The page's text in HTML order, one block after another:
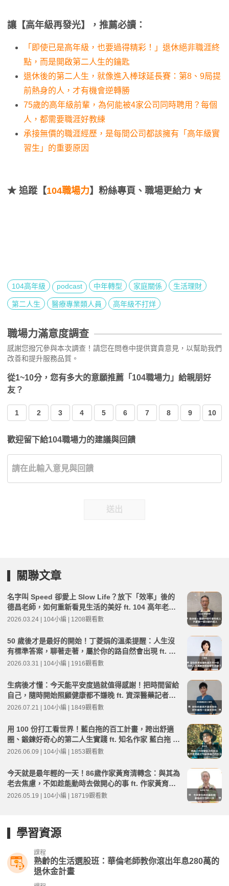
讓【高年級再發光】，推薦必讀：
「即使已是高年級，也要過得精彩！」退休絕非職涯終
點，而是開啟第二人生的鑰匙
退休後的第二人生，就像進入棒球延長賽：第8、9局提
前熱身的人，才有機會逆轉勝
75歲的高年級前輩，為何能被4家公司同時聘用？每個
人，都需要職涯好教練
承接無價的職涯經歷，是每間公司都該擁有「高年級實
習生」的重要原因
★ 追蹤【104職場力】粉絲專頁、職場更給力 ★
104高年級 podcast 中年轉型 家庭關係 生活理財
第二人生 醫療專業類人員 高年級不打烊
職場力滿意度調查
感謝您撥冗參與本次調查！請您在問卷中提供寶貴意見，以幫助我們
改善和提升服務品質。
從1~10分，您有多大的意願推薦「104職場力」給親朋好
友？
1 2 3 4 5 6 7 8 9 10
歡迎留下給104職場力的建議與回饋
送出
關聯文章
名字叫 Speed 卻愛上 Slow Life？放下「效率」後的
德昌老師，如何重新看見生活的美好 ft. 104 高年老師
Speed 德昌 | 高年級不打烊 x 用 AI 點亮第二人生 EP2
2026.03.24 | 104小編 | 1208觀看數
50 歲後才是最好的開始！丁菱娟的溫柔提醒：人生沒
有標準答案，聊著走著，屬於你的路自然會出現 ft. 丁
菱娟 | 高年級不打烊 x 用 AI 點亮第二人生 EP266
2026.03.31 | 104小編 | 1916觀看數
生病後才懂：今天能平安度過就值得感謝！把時間留給
自己，隨時開始照顧健康都不嫌晚 ft. 資深醫藥記者王
瑞玲 | 高年級不打烊 x 用 AI 點亮第二人生 EP282
2026.07.21 | 104小編 | 1849觀看數
用 100 份打工看世界！藍白拖的百工計畫，跨出舒適
圈、鍛鍊好奇心的第二人生實踐 ft. 知名作家 藍白拖 |
高年級不打烊 x 用 AI 點亮第二人生 EP276
2026.06.09 | 104小編 | 1853觀看數
今天就是最年輕的一天！86歲作家黃育清轉念：與其為
老去焦慮，不如趁能動時去做開心的事 ft. 作家黃育清 |
高年級不打烊 x 用 AI 點亮第二人生 EP273
2026.05.19 | 104小編 | 18719觀看數
學習資源
課程
熟齡的生活選股班：華倫老師教你滾出年息280萬的
退休金計畫